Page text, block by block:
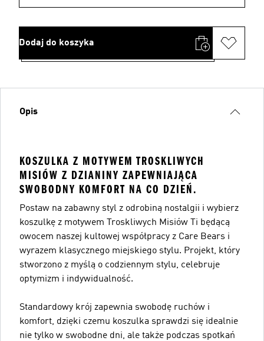
Dodaj do koszyka
Opis
KOSZULKA Z MOTYWEM TROSKLIWYCH
MISIÓW Z DZIANINY ZAPEWNIAJĄCA
SWOBODNY KOMFORT NA CO DZIEŃ.
Postaw na zabawny styl z odrobiną nostalgii i wybierz
koszulkę z motywem Troskliwych Misiów Ti będącą
owocem naszej kultowej współpracy z Care Bears i
wyrazem klasycznego miejskiego stylu. Projekt, który
stworzono z myślą o codziennym stylu, celebruje
optymizm i indywidualność.
Standardowy krój zapewnia swobodę ruchów i
komfort, dzięki czemu koszulka sprawdzi się idealnie
nie tylko w swobodne dni, ale także podczas spotkań